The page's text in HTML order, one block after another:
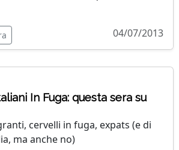
04/07/2013
In Fuga: questa sera su
cervelli in fuga, expats (e di
ma anche no)